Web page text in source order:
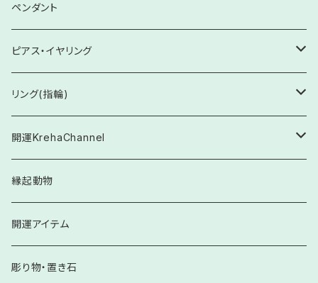
感性を輝かせる未来へ
感情のコントロール
五感を整える
置石
お守りに
【12㎜】ブレスレット
【11㎜】ブレスレット
【14㎜】ブレスレット
【13㎜】ブレスレット
【Krehaオリジナル】厄除け・邪気払い
【Krehaオリジナル】出逢い・絆と発展
【Krehaオリジナル】学業・仕事
【Kreha特製】人間関係
【Krehaオリジナル】妊娠・出産
【Krehaオリジナル】金運・繁栄
【Krehaオリジナル】健康
六芒星ブレスレット
対極ブレスレット
Entreat 各種
【救いの環】Entreat ×叶え水晶
ペンダント
ピアス・イヤリング
ピアス
イヤリング
イヤーカフ
リング(指輪)
フリーサイズ
シルバー925製
その他
各サイズ
シルバー925
開運KrehaChannel
ブレスレット
Happy Oracle Stone Card 関連
六角柱
さざれ石
縁起動物
開運アイテム
彫り物・置き石